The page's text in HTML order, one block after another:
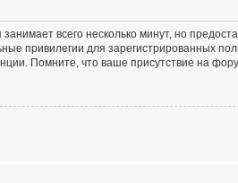
всего несколько минут, но
привилегии для зарегистрированных
Помните, что ваше присутствие на